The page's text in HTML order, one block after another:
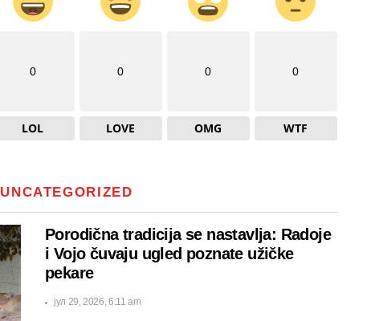
0
LOL
0
LOVE
0
OMG
0
WTF
UNCATEGORIZED
Porodična tradicija se nastavlja: Radoje
i Vojo čuvaju ugled poznate užičke
pekare
јул 29, 2026, 6:11 am